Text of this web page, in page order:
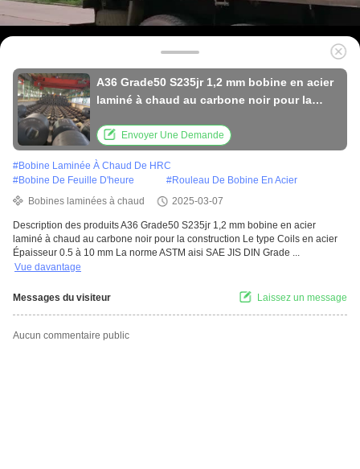
A36 Grade50 S235jr 1,2 mm bobine en acier
laminé à chaud au carbone noir pour la
Envoyer Une Demande
#Bobine Laminée À Chaud De HRC
#Bobine De Feuille D'heure #Rouleau De Bobine En Acier
Bobines laminées à chaud
2025-03-07
Description des produits A36 Grade50 S235jr 1,2 mm bobine en acier
laminé à chaud au carbone noir pour la construction Le type Coils en acier
Épaisseur 0.5 à 10 mm La norme ASTM aisi SAE JIS DIN Grade ...
Vue davantage
Messages du visiteur Laissez un message
Aucun commentaire public